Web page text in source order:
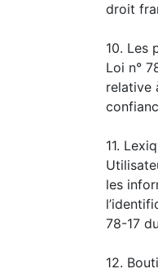
droit
10. Les
Loi n°
relative
11.
les
78-17
12.